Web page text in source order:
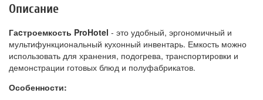
Описание
Гаcтроемкость ProHotel - это удобный, эргономичный и
мультифункциональный кухонный инвентарь. Емкость можно
использовать для хранения, подогрева, транспортировки и
демонстрации готовых блюд и полуфабрикатов.
Особенности: